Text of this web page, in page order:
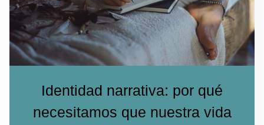
Identidad narrativa: por qué
necesitamos que nuestra vida